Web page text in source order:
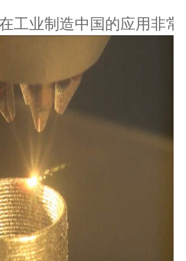
业制造中国的应用非常